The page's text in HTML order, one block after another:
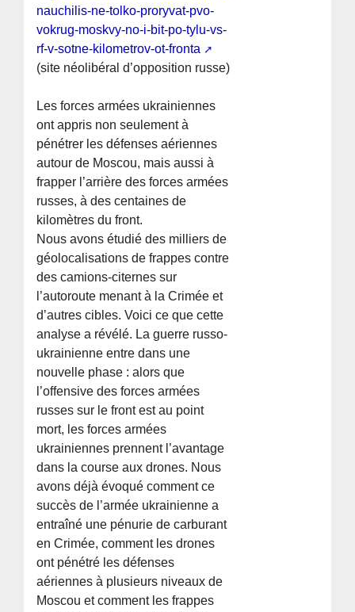
nauchilis-ne-tolko-proryvat-pvo-
vokrug-moskvy-no-i-bit-po-tylu-vs-
rf-v-sotne-kilometrov-ot-fronta
(site néolibéral d’opposition russe)
Les forces armées ukrainiennes
ont appris non seulement à
pénétrer les défenses aériennes
autour de Moscou, mais aussi à
frapper l’arrière des forces armées
russes, à des centaines de
kilomètres du front.
Nous avons étudié des milliers de
géolocalisations de frappes contre
des camions-citernes sur
l’autoroute menant à la Crimée et
d’autres cibles. Voici ce que cette
analyse a révélé. La guerre russo-
ukrainienne entre dans une
nouvelle phase : alors que
l’offensive des forces armées
russes sur le front est au point
mort, les forces armées
ukrainiennes prennent l’avantage
dans la course aux drones. Nous
avons déjà évoqué comment ce
succès de l’armée ukrainienne a
entraîné une pénurie de carburant
en Crimée, comment les drones
ont pénétré les défenses
aériennes à plusieurs niveaux de
Moscou et comment les frappes